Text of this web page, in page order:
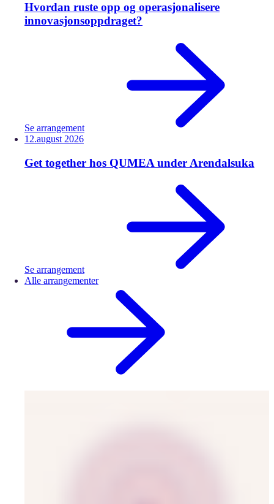
Hvordan ruste opp og operasjonalisere
innovasjonsoppdraget?
Se arrangement
12.august 2026
Get together hos QUMEA under Arendalsuka
Se arrangement
Alle arrangementer